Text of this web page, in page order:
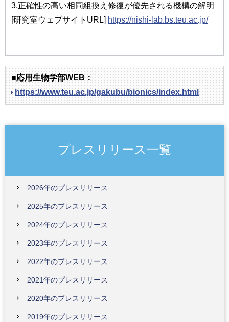
3.正確性の高い相同組換え修復が優先される機構の解明
[研究室ウェブサイトURL] https://nishi-lab.bs.teu.ac.jp/
■応用生物学部WEB：
https://www.teu.ac.jp/gakubu/bionics/index.html
プレスリリース一覧
2026年のプレスリリース
2025年のプレスリリース
2024年のプレスリリース
2023年のプレスリリース
2022年のプレスリリース
2021年のプレスリリース
2020年のプレスリリース
2019年のプレスリリース